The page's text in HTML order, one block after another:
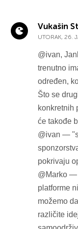
Vukašin
UTORAK, 26.
@ivan,
trenutno
određen,
Što se
konkretnih
će takođe
@ivan —
pokrivaju
@Marko —
platforme
možemo
različite